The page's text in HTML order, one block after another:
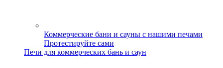
Коммерческие бани и сауны с нашими печами
Протестируйте сами
Печи для коммерческих бань и саун